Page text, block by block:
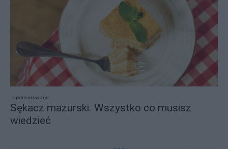
sponsorowane
Sękacz mazurski. Wszystko co musisz
wiedzieć